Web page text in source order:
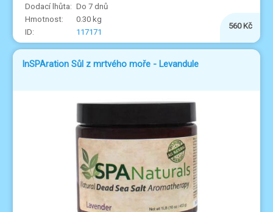
Do 7 dnů
0.30 kg
117171
560 Kč
InSPAration Sůl z mrtvého moře - Levandule